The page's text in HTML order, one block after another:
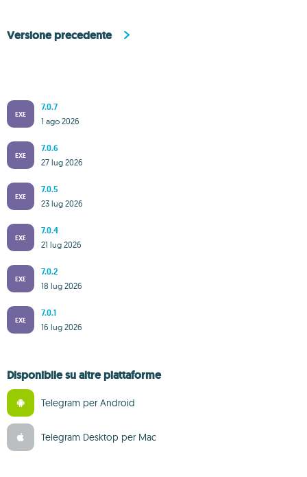
Versione precedente
EXE
7.0.7
1 ago 2026
EXE
7.0.6
27 lug 2026
EXE
7.0.5
23 lug 2026
EXE
7.0.4
21 lug 2026
EXE
7.0.2
18 lug 2026
EXE
7.0.1
16 lug 2026
Disponibile su altre piattaforme
Telegram per Android
Telegram Desktop per Mac